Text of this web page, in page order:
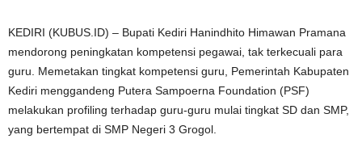
KEDIRI (KUBUS.ID) – Bupati Kediri Hanindhito Himawan Pramana
mendorong peningkatan kompetensi pegawai, tak terkecuali para
guru. Memetakan tingkat kompetensi guru, Pemerintah Kabupaten
Kediri menggandeng Putera Sampoerna Foundation (PSF)
melakukan profiling terhadap guru-guru mulai tingkat SD dan SMP,
yang bertempat di SMP Negeri 3 Grogol.